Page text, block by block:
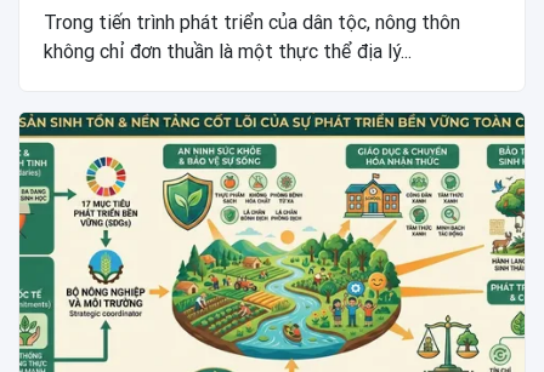
Trong tiến trình phát triển của dân tộc, nông thôn
không chỉ đơn thuần là một thực thể địa lý...